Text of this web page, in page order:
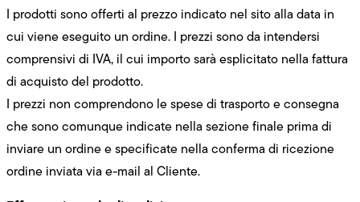
I prodotti sono offerti al prezzo indicato nel sito alla data in
cui viene eseguito un ordine. I prezzi sono da intendersi
comprensivi di IVA, il cui importo sarà esplicitato nella fattura
di acquisto del prodotto.
I prezzi non comprendono le spese di trasporto e consegna
che sono comunque indicate nella sezione finale prima di
inviare un ordine e specificate nella conferma di ricezione
ordine inviata via e-mail al Cliente.